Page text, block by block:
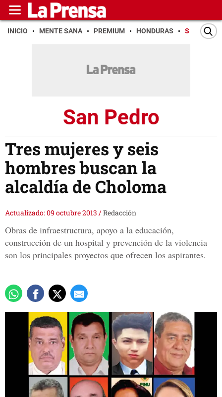
INICIO MENTE SANA PREMIUM HONDURAS SAN PEDRO
San Pedro
Tres mujeres y seis
hombres buscan la
alcaldía de Choloma
Actualizado: 09 octubre 2013 /Redacción
Obras de infraestructura, apoyo a la educación,
construcción de un hospital y prevención de la violencia
son los principales proyectos que ofrecen los aspirantes.